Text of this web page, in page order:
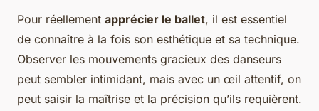
Pour réellement apprécier le ballet, il est essentiel
de connaître à la fois son esthétique et sa technique.
Observer les mouvements gracieux des danseurs
peut sembler intimidant, mais avec un œil attentif, on
peut saisir la maîtrise et la précision qu’ils requièrent.